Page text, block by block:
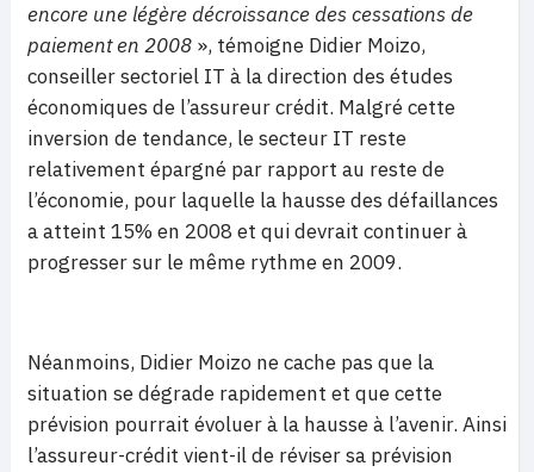
encore une légère décroissance des cessations de
paiement en 2008 », témoigne Didier Moizo,
conseiller sectoriel IT à la direction des études
économiques de l’assureur crédit. Malgré cette
inversion de tendance, le secteur IT reste
relativement épargné par rapport au reste de
l’économie, pour laquelle la hausse des défaillances
a atteint 15% en 2008 et qui devrait continuer à
progresser sur le même rythme en 2009.
Néanmoins, Didier Moizo ne cache pas que la
situation se dégrade rapidement et que cette
prévision pourrait évoluer à la hausse à l’avenir. Ainsi
l’assureur-crédit vient-il de réviser sa prévision